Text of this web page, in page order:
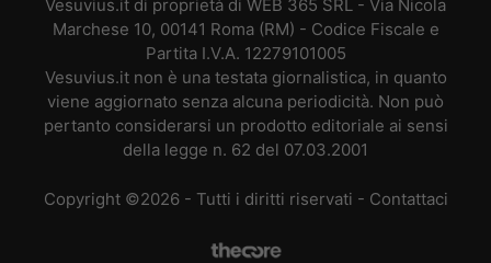
Vesuvius.it di proprietà di WEB 365 SRL - Via Nicola
Marchese 10, 00141 Roma (RM) - Codice Fiscale e
Partita I.V.A. 12279101005
Vesuvius.it non è una testata giornalistica, in quanto
viene aggiornato senza alcuna periodicità. Non può
pertanto considerarsi un prodotto editoriale ai sensi
della legge n. 62 del 07.03.2001
Copyright ©2026 - Tutti i diritti riservati - Contattaci